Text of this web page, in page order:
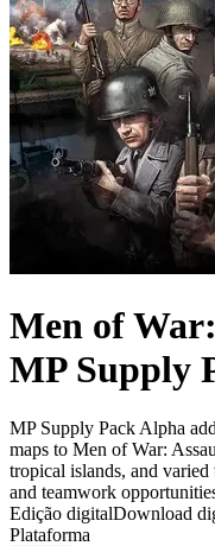
Men of
MP Supply
MP Supply Pack Alpha
maps to Men of War:
tropical islands, and
and teamwork
Edição digitalDownload
Plataforma